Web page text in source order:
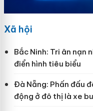
Xã hội
Bắc Ninh: Tri ân nạn
điển hình tiêu biểu
Đà Nẵng: Phấn đấu
động ở đô thị là xe